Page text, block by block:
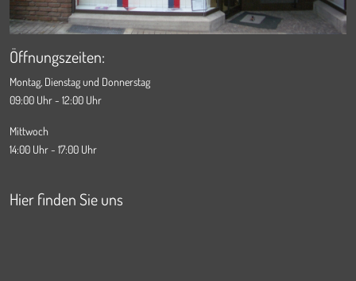
Öffnungszeiten:
Montag, Dienstag und Donnerstag
09:00 Uhr - 12:00 Uhr
Mittwoch
14:00 Uhr - 17:00 Uhr
Hier finden Sie uns